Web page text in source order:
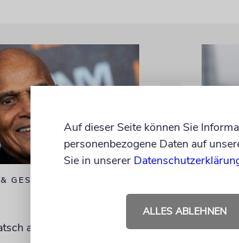
GESTÄNDNISSE
aus der jüdischen Welt
Auf dieser Seite können Sie
personenbezogene Daten auf
Sie in unserer
ALLES ABLEHNEN